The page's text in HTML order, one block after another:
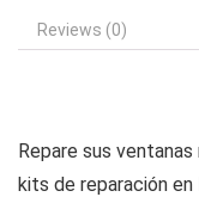
Reviews (0)
Repare sus
kits de reparación